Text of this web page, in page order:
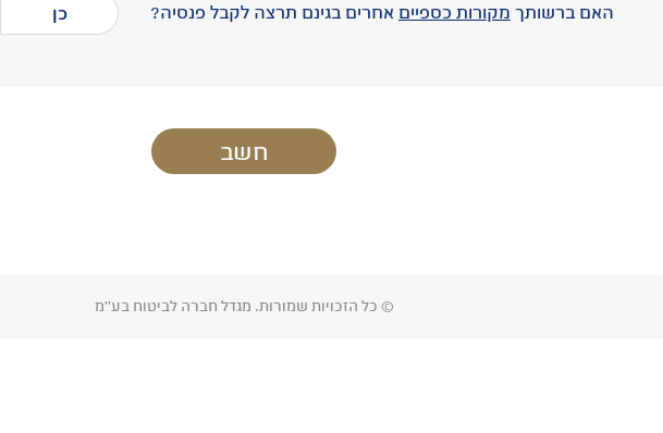
האם ברשותך מקורות כספיים אחרים בגינם תרצה לקבל פנסיה? כן
© כל הזכויות שמורות. מגדל חברה לביטוח בע''מ